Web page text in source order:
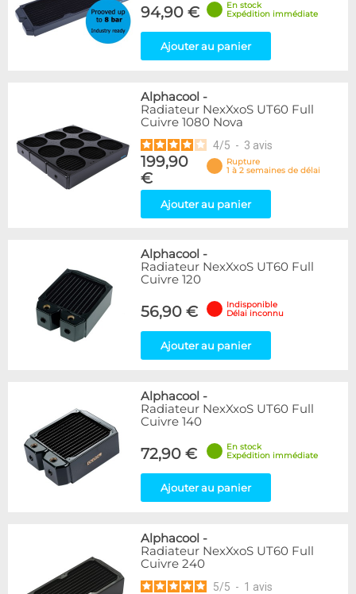
94,90 €
En stock
Expédition immédiate
Ajouter au panier
Alphacool -
Radiateur NexXxoS UT60 Full
Cuivre 1080 Nova
4/5 - 3 avis
199,90
€
Rupture
1 à 2 semaines de délai
Ajouter au panier
Alphacool -
Radiateur NexXxoS UT60 Full
Cuivre 120
56,90 €
Indisponible
Délai inconnu
Ajouter au panier
Alphacool -
Radiateur NexXxoS UT60 Full
Cuivre 140
72,90 €
En stock
Expédition immédiate
Ajouter au panier
Alphacool -
Radiateur NexXxoS UT60 Full
Cuivre 240
5/5 - 1 avis